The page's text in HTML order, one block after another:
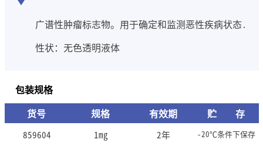
广谱性肿瘤标志物。用于确定和监测恶性疾病状态.
性状：无色透明液体
包装规格
货号
规格 有效期 贮 存
859604 1mg 2年 -20℃条件下保存